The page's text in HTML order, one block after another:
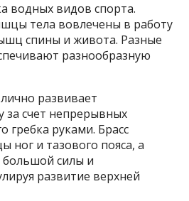
водных видов спорта.
тела вовлечены в работу
спины и живота. Разные
разнообразную
развивает
за счет непрерывных
гребка руками. Брасс
ног и тазового пояса, а
большой силы и
развитие верхней